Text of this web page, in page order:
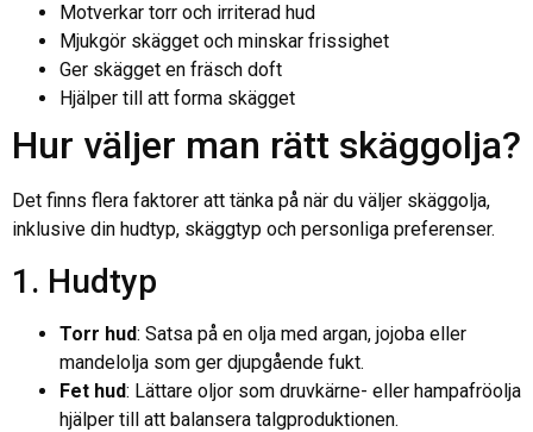
Motverkar torr och irriterad hud
Mjukgör skägget och minskar frissighet
Ger skägget en fräsch doft
Hjälper till att forma skägget
Hur väljer man rätt skäggolja?
Det finns flera faktorer att tänka på när du väljer skäggolja,
inklusive din hudtyp, skäggtyp och personliga preferenser.
1. Hudtyp
Torr hud: Satsa på en olja med argan, jojoba eller
mandelolja som ger djupgående fukt.
Fet hud: Lättare oljor som druvkärne- eller hampafröolja
hjälper till att balansera talgproduktionen.